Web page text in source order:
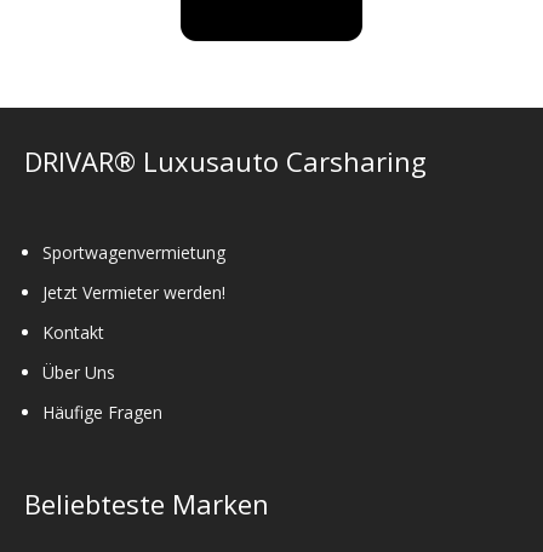
DRIVAR® Luxusauto Carsharing
Sportwagenvermietung
Jetzt Vermieter werden!
Kontakt
Über Uns
Häufige Fragen
Beliebteste Marken